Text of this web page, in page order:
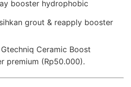
booster hydrophobic
grout & reapply booster
Ceramic Boost
premium (Rp50.000).